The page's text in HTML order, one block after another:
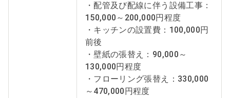
・配管及び配線に伴う設備工事：
150,000～200,000円程度
・キッチンの設置費：100,000円
前後
・壁紙の張替え：90,000～
130,000円程度
・フローリング張替え：330,000
～470,000円程度